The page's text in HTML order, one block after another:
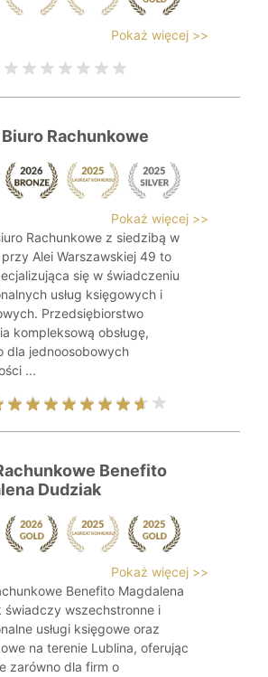
Pokaż więcej >>
Rachunkowe
Pokaż więcej >>
Rachunkowe z siedzibą w
Alei Warszawskiej 49 to
się w świadczeniu
usług księgowych i
Przedsiębiorstwo
kompleksową obsługę,
dla jednoosobowych
...
Benefito
Dudziak
Pokaż więcej >>
Benefito Magdalena
świadczy wszechstronne i
usługi księgowe oraz
na terenie Lublina, oferując
zarówno dla firm o